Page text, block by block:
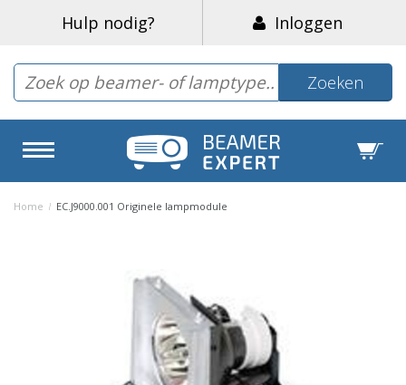
Hulp nodig? Inloggen
Zoeken
Home / EC.J9000.001 Originele lampmodule